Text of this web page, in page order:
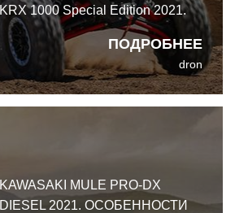
ПОДРОБНЕЕ
KRX 1000 Special Edition 2021.
dron
KAWASAKI MULE PRO-DX
DIESEL 2021. ОСОБЕННОСТИ